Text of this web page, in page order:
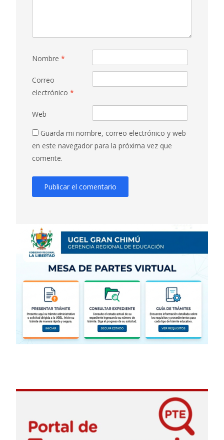
Nombre *
Correo
electrónico *
Web
Guarda mi nombre, correo electrónico y web
en este navegador para la próxima vez que
comente.